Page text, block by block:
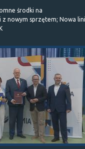
środki na
nowym sprzętem; Nowa